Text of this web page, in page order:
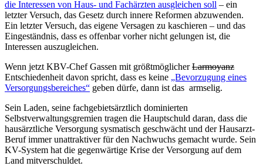
die Interessen von Haus- und Fachärzten ausgleichen soll – ein
letzter Versuch, das Gesetz durch innere Reformen abzuwenden.
Ein letzter Versuch, das eigene Versagen zu kaschieren – und das
Eingeständnis, dass es offenbar vorher nicht gelungen ist, die
Interessen auszugleichen.
Wenn jetzt KBV-Chef Gassen mit größtmöglicherLarmoyanz
Entschiedenheit davon spricht, dass es keine „Bevorzugung eines
Versorgungsbereiches“ geben dürfe, dann ist das armselig.
Sein Laden, seine fachgebietsärztlich dominierten
Selbstverwaltungsgremien tragen die Hauptschuld daran, dass die
hausärztliche Versorgung sysmatisch geschwächt und der Hausarzt-
Beruf immer unattraktiver für den Nachwuchs gemacht wurde. Sein
KV-System hat die gegenwärtige Krise der Versorgung auf dem
Land mitverschuldet.